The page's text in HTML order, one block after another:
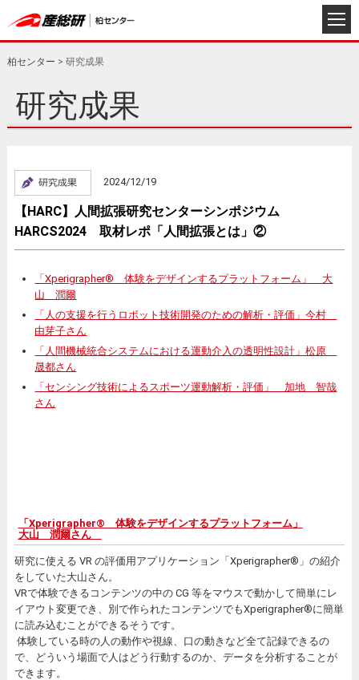
柏センター > 研究成果
研究成果
2024/12/19
【HARC】人間拡張研究センターシンポジウム
HARCS2024 取材レポ「人間拡張とは」②
「Xperigrapher® 体験をデザインするプラットフォーム」 大
山 潤爾
「人の支援を行うロボット技術開発のための解析・評価」今村
由芽子さん
「人間機械統合システムにおける運動介入の透明性設計」松原
晟都さん
「センシング技術によるスポーツ運動解析・評価」 加地 智哉
さん
「Xperigrapher® 体験をデザインするプラットフォーム」
大山 潤爾さん
研究に使える VR の評価用アプリケーション「Xperigrapher®」の紹介
をしていた大山さん。
VRで体験できるコンテンツの中の CG 等をマウスで動かして簡単にレ
イアウト変更でき、別で作られたコンテンツでもXperigrapher®に簡単
に読み込むことができるそうです。
体験している時の人の動作や視線、口の動きなど全て記録できるの
で、どういう場面で人はどう行動するのか、データを分析することが
できます。